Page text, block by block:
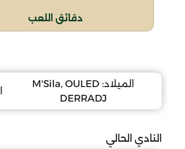
دقائق اللعب
الميلاد: M'Sila, OULED
DERRADJ
النادي الحالي